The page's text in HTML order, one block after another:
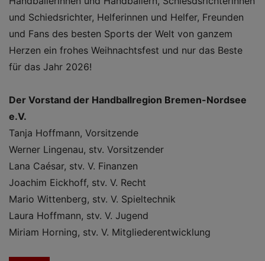
und Schiedsrichter, Helferinnen und Helfer, Freunden
und Fans des besten Sports der Welt von ganzem
Herzen ein frohes Weihnachtsfest und nur das Beste
für das Jahr 2026!
Der Vorstand der Handballregion Bremen-Nordsee
e.V.
Tanja Hoffmann, Vorsitzende
Werner Lingenau, stv. Vorsitzender
Lana Caésar, stv. V. Finanzen
Joachim Eickhoff, stv. V. Recht
Mario Wittenberg, stv. V. Spieltechnik
Laura Hoffmann, stv. V. Jugend
Miriam Horning, stv. V. Mitgliederentwicklung